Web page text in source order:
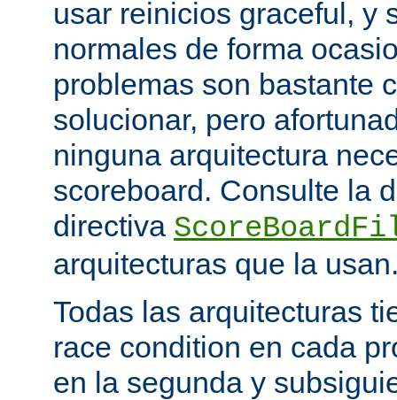
usar reinicios graceful, y
normales de forma
problemas son bastante
solucionar, pero
ninguna arquitectura
scoreboard. Consulte la
directiva
arquitecturas que la
Todas las arquitecturas
race condition en cada
en la segunda y